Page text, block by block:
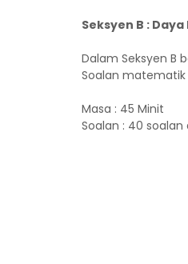
Seksyen B :
Dalam Seksyen B
Soalan matematik
Masa : 45 Minit
Soalan : 40 soalan